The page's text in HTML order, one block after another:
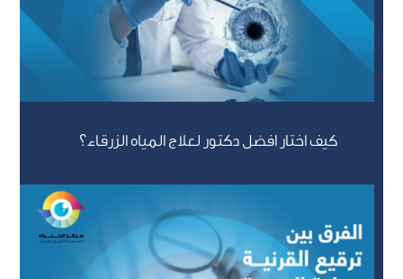
كيف اختار افضل دكتور لعلاج المياه الزرقاء؟